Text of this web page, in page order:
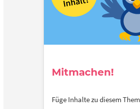
Mitmachen!
Füge Inhalte zu diesem